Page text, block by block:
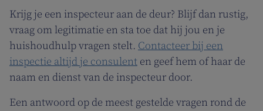
Krijg je een inspecteur aan de deur? Blijf dan rustig,
vraag om legitimatie en sta toe dat hij jou en je
huishoudhulp vragen stelt. Contacteer bij een
inspectie altijd je consulent en geef hem of haar de
naam en dienst van de inspecteur door.
Een antwoord op de meest gestelde vragen rond de